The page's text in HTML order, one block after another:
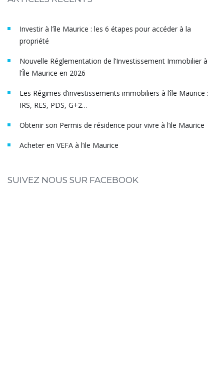
Investir à l’île Maurice : les 6 étapes pour accéder à la
propriété
Nouvelle Réglementation de l’Investissement Immobilier à
l’Île Maurice en 2026
Les Régimes d’investissements immobiliers à l’île Maurice :
IRS, RES, PDS, G+2…
Obtenir son Permis de résidence pour vivre à l’ile Maurice
Acheter en VEFA à l’ile Maurice
SUIVEZ NOUS SUR FACEBOOK